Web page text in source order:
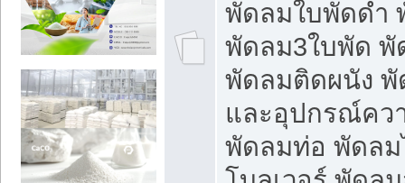
พัดลมใบพัดดำ
พัดลม3ใบพัด พั
พัดลมติดผนัง
และอุปกรณ์คว
พัดลมท่อ พัดลม